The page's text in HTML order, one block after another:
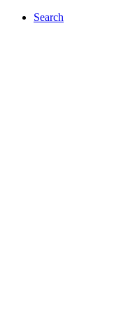
Search